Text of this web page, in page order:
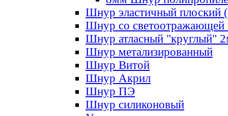
Шнур эластичный плоский
Шнур со светоотражающей
Шнур атласный "круглый"
Шнур метализированный
Шнур Витой
Шнур Акрил
Шнур ПЭ
Шнур силиконовый